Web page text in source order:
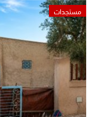
مستجدات